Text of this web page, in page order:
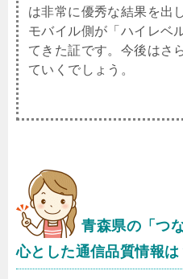
は非常に優秀な結果を出
モバイル側が「ハイレベ
てきた証です。今後はさ
ていくでしょう。
青森県の「つ
心とした通信品質情報は